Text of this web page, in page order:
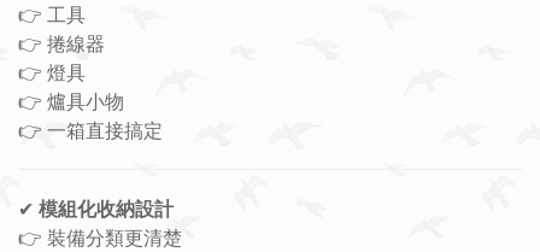
👉 工具
👉 捲線器
👉 燈具
👉 爐具小物
👉 一箱直接搞定
✔ 模組化收納設計
👉 裝備分類更清楚